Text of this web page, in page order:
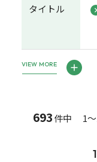
タイトル
VIEW MORE
693件中 1～
1